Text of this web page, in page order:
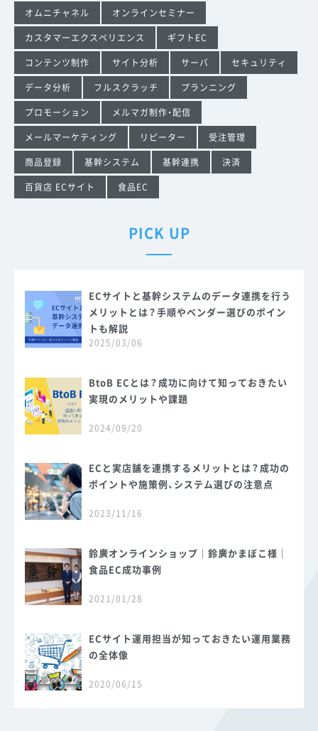
オムニチャネル
オンラインセミナー
カスタマーエクスペリエンス
ギフトEC
コンテンツ制作
サイト分析 サーバ
セキュリティ
データ分析
フルスクラッチ
プランニング
プロモーション
メルマガ制作・配信
メールマーケティング
リピーター
受注管理
商品登録
基幹システム 基幹連携
決済
百貨店 ECサイト
食品EC
PICK UP
ECサイトと基幹システムのデータ連携を行う
メリットとは？手順やベンダー選びのポイン
トも解説
2025/03/06
BtoB ECとは？成功に向けて知っておきたい
実現のメリットや課題
2024/09/20
ECと実店舗を連携するメリットとは？成功の
ポイントや施策例、システム選びの注意点
2023/11/16
鈴廣オンラインショップ｜鈴廣かまぼこ様｜
食品EC成功事例
2021/01/28
ECサイト運用担当が知っておきたい運用業務
の全体像
2020/06/15